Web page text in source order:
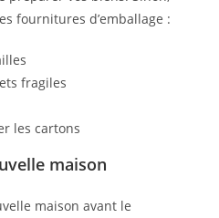
fournitures d’emballage :
fragiles
les cartons
maison
maison avant le